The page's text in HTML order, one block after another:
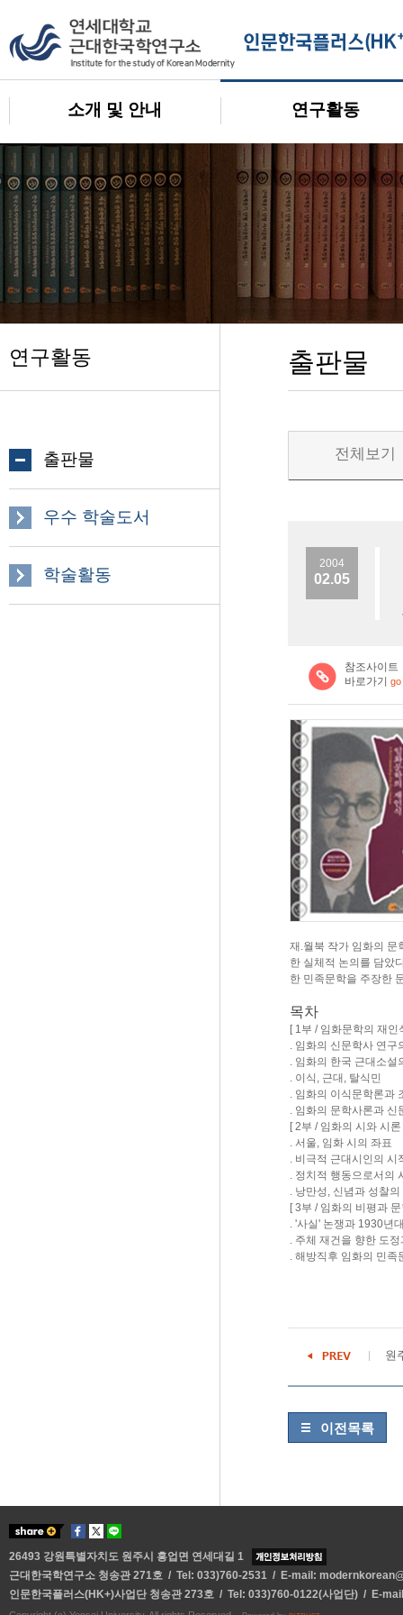
소개 및 안내 연구활동
연구활동
출판물
우수 학술도서
학술활동
출판물
전체보기
2004
02.05
참조사이트
바로가기
go
재.월북 작가 임화의 문
한 실체적 논의를 담았
한 민족문학을 주장한
목차
[ 1부 / 임화문학의 재인
. 임화의 신문학사 연구
. 임화의 한국 근대소설
. 이식, 근대, 탈식민
. 임화의 이식문학론과
. 임화의 문학사론과 신
[ 2부 / 임화의 시와 시론
. 서울, 임화 시의 좌표
. 비극적 근대시인의 시
. 정치적 행동으로서의
. 낭만성, 신념과 성찰
[ 3부 / 임화의 비평과
. '사실' 논쟁과 1930년
. 주체 재건을 향한 도
. 해방직후 임화의 민족
원
이전목록
26493 강원특별자치도 원주시 흥업면 연세대길 1
근대한국학연구소 청송관 271호 / Tel: 033)760-2531 / E-mail:
인문한국플러스(HK+)사업단 청송관 273호 / Tel: 033)760-0122(사업단) / E-